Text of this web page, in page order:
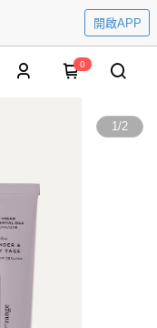
開啟APP
0
1/2